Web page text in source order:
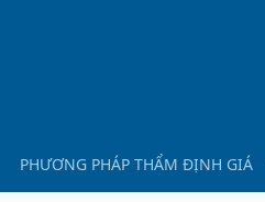
PHƯƠNG PHÁP THẨM ĐỊNH GIÁ